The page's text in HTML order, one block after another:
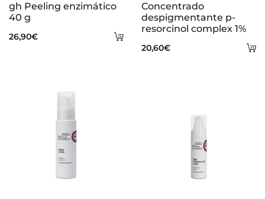
Añadir
gh Peeling enzimático
40 g
26,90€
Concentrado
despigmentante p-
resorcinol complex 1%
20,60€